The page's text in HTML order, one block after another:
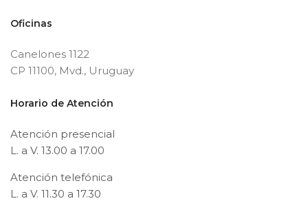
Oficinas
Canelones 1122
CP 11100, Mvd., Uruguay
Horario de Atención
Atención presencial
L. a V. 13.00 a 17.00
Atención telefónica
L. a V. 11.30 a 17.30